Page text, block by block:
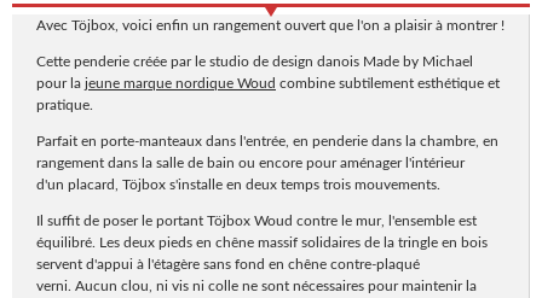
Avec Töjbox, voici enfin un rangement ouvert que l'on a plaisir à montrer !
Cette penderie créée par le studio de design danois Made by Michael
pour la jeune marque nordique Woud combine subtilement esthétique et
pratique.
Parfait en porte-manteaux dans l'entrée, en penderie dans la chambre, en
rangement dans la salle de bain ou encore pour aménager l'intérieur
d'un placard, Töjbox s'installe en deux temps trois mouvements.
Il suffit de poser le portant Töjbox Woud contre le mur, l'ensemble est
équilibré. Les deux pieds en chêne massif solidaires de la tringle en bois
servent d'appui à l'étagère sans fond en chêne contre-plaqué
verni. Aucun clou, ni vis ni colle ne sont nécessaires pour maintenir la